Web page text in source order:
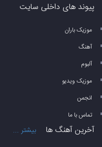
پیوند های داخلی سایت
موزیک باران
آهنگ
آلبوم
موزیک ویدیو
انجمن
تماس با ما
آخرین آهنگ ها بیشتر ...